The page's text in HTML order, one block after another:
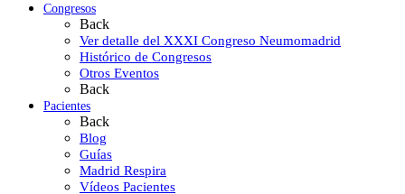
Congresos
Back
Ver detalle del XXXI Congreso Neumomadrid
Histórico de Congresos
Otros Eventos
Back
Pacientes
Back
Blog
Guías
Madrid Respira
Vídeos Pacientes